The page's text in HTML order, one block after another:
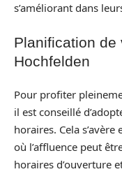
s’améliorant dans
Planification de
Hochfelden
Pour profiter
il est conseillé
horaires. Cela
où l’affluence peut
horaires d’ouverture